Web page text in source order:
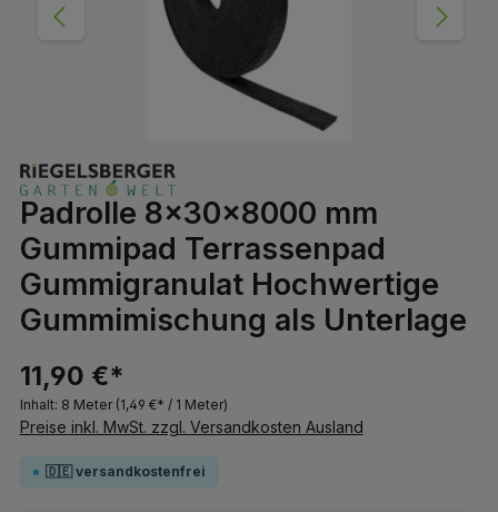
Padrolle 8x30x8000 mm
Gummipad Terrassenpad
Gummigranulat Hochwertige
Gummimischung als Unterlage
11,90 €*
Inhalt: 8 Meter (1,49 €* / 1 Meter)
Preise inkl. MwSt. zzgl. Versandkosten Ausland
🇩🇪 versandkostenfrei